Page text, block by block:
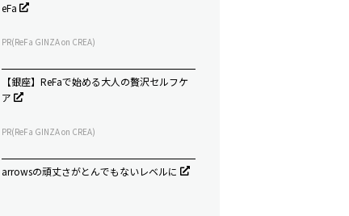
eFa
PR(ReFa GINZA on CREA)
【銀座】ReFaで始める大人の贅沢セルフケ
ア
PR(ReFa GINZA on CREA)
arrowsの頑丈さがとんでもないレベルに